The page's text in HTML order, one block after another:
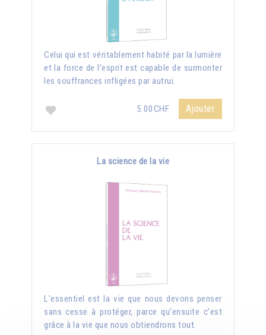
Celui qui est véritablement habité par la lumière
et la force de l’esprit est capable de surmonter
les souffrances infligées par autrui.
5.00CHF Ajouter
La science de la vie
L'essentiel est la vie que nous devons penser
sans cesse à protéger, parce qu'ensuite c'est
grâce à la vie que nous obtiendrons tout.